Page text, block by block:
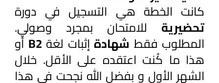
كانت الخطة هي التسجيل في دورة
تحضيرية
المطلوب فقط شهادة إثبات لغة